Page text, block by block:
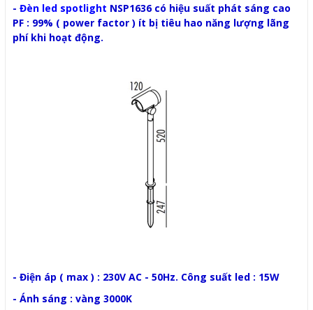
- Đèn led spotlight NSP1636 có hiệu suất phát sáng cao
PF : 99% ( power factor ) ít bị tiêu hao năng lượng lãng
phí khi hoạt động.
- Điện áp ( max ) : 230V AC - 50Hz. Công suất led : 15W
- Ánh sáng : vàng 3000K